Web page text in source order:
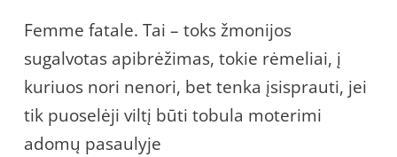
Femme fatale. Tai – toks žmonijos
sugalvotas apibrėžimas, tokie rėmeliai, į
kuriuos nori nenori, bet tenka įsisprauti, jei
tik puoselėji viltį būti tobula moterimi
adomų pasaulyje